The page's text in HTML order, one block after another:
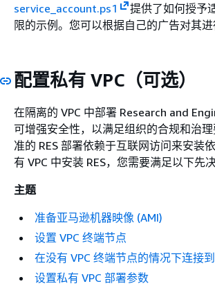
service_account.ps1
提供了如何授予
限的示例。您可以根据自己的广告对其进
配置私有 VPC（可选）
在隔离的 VPC 中部署 Research and
可增强安全性，以满足组织的合规和治
准的 RES 部署依赖于互联网访问来安装
有 VPC 中安装 RES，您需要满足以下先决
主题
准备亚马逊机器映像 (AMI)
设置 VPC 终端节点
在没有 VPC 终端节点的情况下连接
设置私有 VPC 部署参数